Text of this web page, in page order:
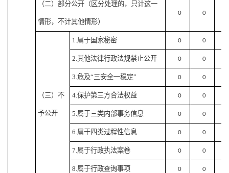
（二）部分公开（区分处理的，只计这一
情形，不计其他情形）
0 0
（三）不
予公开
1.属于国家秘密 0 0
2.其他法律行政法规禁止公开 0 0
3.危及“三安全一稳定” 0 0
4.保护第三方合法权益 0 0
5.属于三类内部事务信息 0 0
6.属于四类过程性信息 0 0
7.属于行政执法案卷 0 0
8.属于行政查询事项 0 0